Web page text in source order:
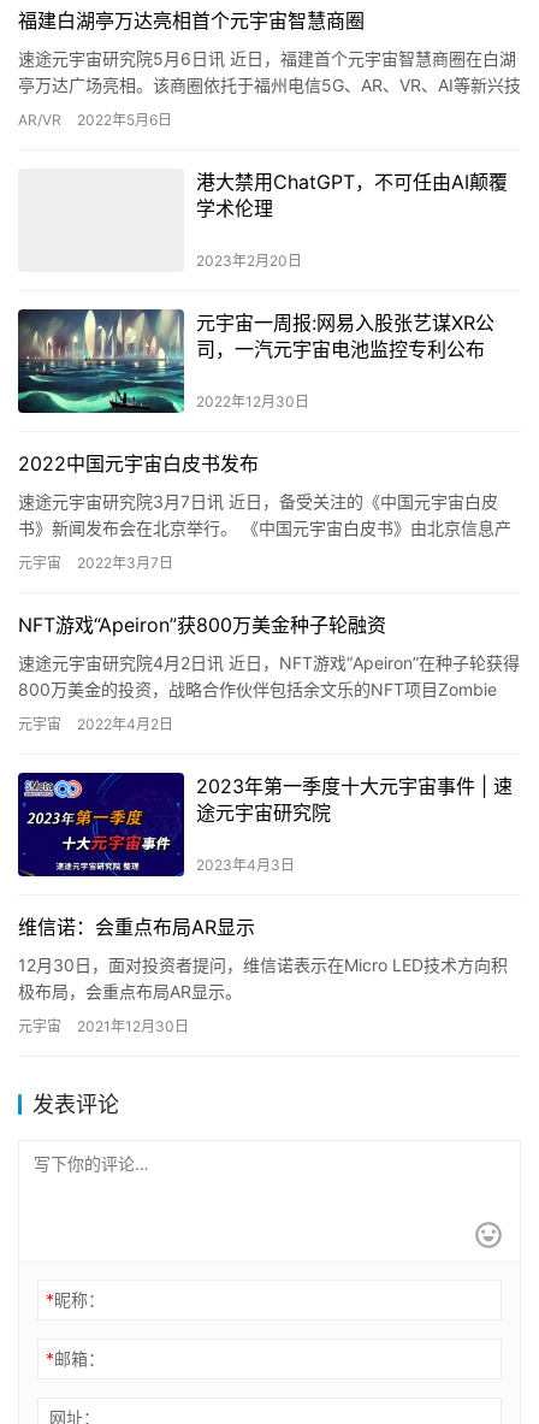
福建白湖亭万达亮相首个元宇宙智慧商圈
速途元宇宙研究院5月6日讯 近日，福建首个元宇宙智慧商圈在白湖
亭万达广场亮相。该商圈依托于福州电信5G、AR、VR、AI等新兴技
术，打造云网融合、智能敏捷、绿色低碳的5G新型信息消…
AR/VR 2022年5月6日
港大禁用ChatGPT，不可任由AI颠覆
学术伦理
2023年2月20日
元宇宙一周报:网易入股张艺谋XR公
司，一汽元宇宙电池监控专利公布
2022年12月30日
2022中国元宇宙白皮书发布
速途元宇宙研究院3月7日讯 近日，备受关注的《中国元宇宙白皮
书》新闻发布会在北京举行。 《中国元宇宙白皮书》由北京信息产
业协会、中国市场信息调查业协会区块链委员会、中国科技新闻学
元宇宙 2022年3月7日
NFT游戏“Apeiron”获800万美金种子轮融资
速途元宇宙研究院4月2日讯 近日，NFT游戏“Apeiron”在种子轮获得
800万美金的投资，战略合作伙伴包括余文乐的NFT项目Zombie
club、全球最大游戏公会YGG的东南…
元宇宙 2022年4月2日
2023年第一季度十大元宇宙事件 | 速
途元宇宙研究院
2023年4月3日
维信诺：会重点布局AR显示
12月30日，面对投资者提问，维信诺表示在Micro LED技术方向积
极布局，会重点布局AR显示。
据了解，维信诺，成立于2001年，是中国大陆第一家OLED产品供
元宇宙 2021年12月30日
发表评论
*昵称：
*邮箱：
网址：